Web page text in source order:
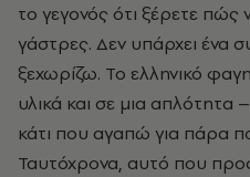
το γεγονός ότι ξέρετε πώς
γάστρες. Δεν υπάρχει ένα
ξεχωρίζω. Το ελληνικό
υλικά και σε μια απλότητα
κάτι που αγαπώ για πάρα
Ταυτόχρονα, αυτό που